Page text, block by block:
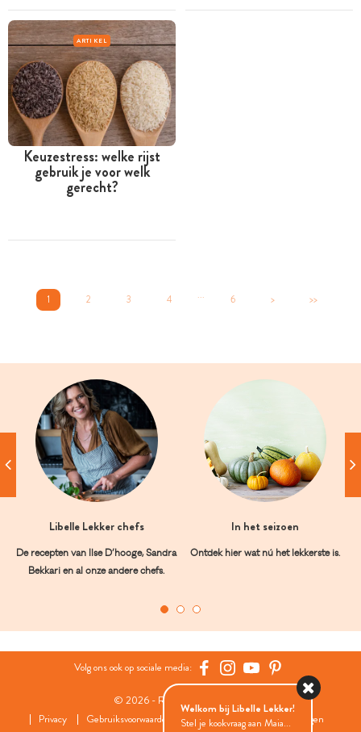
ARTIKEL
Keuzestress: welke rijst
gebruik je voor welk
gerecht?
1 2 3 4 ... 6 > >>
Libelle Lekker chefs
De recepten van Ilse D’hooge, Sandra
Bekkari en al onze andere chefs.
In het seizoen
Ontdek hier wat nú het lekkerste is.
Volg ons ook op sociale media:
© 2026 - Roularta Media Group
Privacy
Gebruiksvoorwaarden Cookies Cookies instellingen
Welkom bij Libelle Lekker!
Stel je kookvraag aan Maia...